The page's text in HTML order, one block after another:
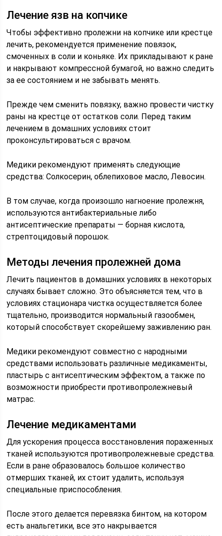
Лечение язв на копчике
Чтобы эффективно пролежни на копчике или крестце
лечить, рекомендуется применение повязок,
смоченных в соли и коньяке. Их прикладывают к ране
и накрывают компрессной бумагой, но важно следить
за ее состоянием и не забывать менять.
Прежде чем сменить повязку, важно провести чистку
раны на крестце от остатков соли. Перед таким
лечением в домашних условиях стоит
проконсультироваться с врачом.
Медики рекомендуют применять следующие
средства: Солкосерин, облепиховое масло, Левосин.
В том случае, когда произошло нагноение пролежня,
используются антибактериальные либо
антисептические препараты — борная кислота,
стрептоцидовый порошок.
Методы лечения пролежней дома
Лечить пациентов в домашних условиях в некоторых
случаях бывает сложно. Это объясняется тем, что в
условиях стационара чистка осуществляется более
тщательно, производится нормальный газообмен,
который способствует скорейшему заживлению ран.
Медики рекомендуют совместно с народными
средствами использовать различные медикаменты,
пластырь с антисептическим эффектом, а также по
возможности приобрести противопролежневый
матрас.
Лечение медикаментами
Для ускорения процесса восстановления пораженных
тканей используются противопролежневые средства.
Если в ране образовалось большое количество
отмерших тканей, их стоит удалить, используя
специальные приспособления.
После этого делается перевязка бинтом, на котором
есть анальгетики, все это накрывается